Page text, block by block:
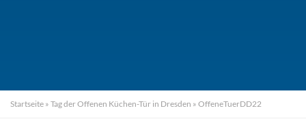
Startseite » Tag der Offenen Küchen-Tür in Dresden » OffeneTuerDD22